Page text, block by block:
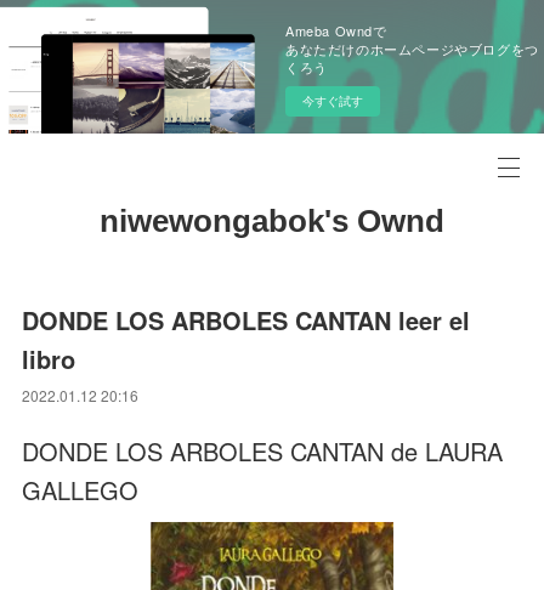
Ameba Owndで
あなただけのホームページやブログをつ
くろう
今すぐ試す
niwewongabok's Ownd
DONDE LOS ARBOLES CANTAN leer el
libro
2022.01.12 20:16
DONDE LOS ARBOLES CANTAN de LAURA
GALLEGO